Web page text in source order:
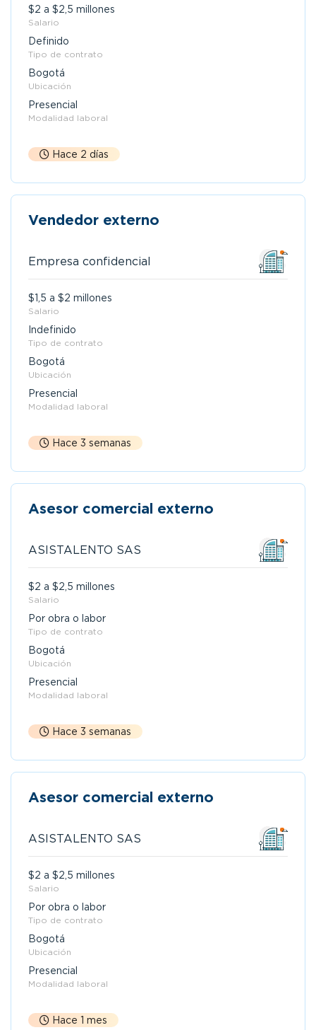
$2 a $2,5 millones
Salario
Definido
Tipo de contrato
Bogotá
Ubicación
Presencial
Modalidad laboral
Hace 2 días
Vendedor externo
Empresa confidencial
$1,5 a $2 millones
Salario
Indefinido
Tipo de contrato
Bogotá
Ubicación
Presencial
Modalidad laboral
Hace 3 semanas
Asesor comercial externo
ASISTALENTO SAS
$2 a $2,5 millones
Salario
Por obra o labor
Tipo de contrato
Bogotá
Ubicación
Presencial
Modalidad laboral
Hace 3 semanas
Asesor comercial externo
ASISTALENTO SAS
$2 a $2,5 millones
Salario
Por obra o labor
Tipo de contrato
Bogotá
Ubicación
Presencial
Modalidad laboral
Hace 1 mes